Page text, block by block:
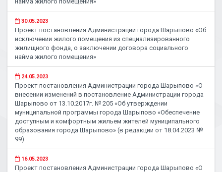
30.05.2023
Проект постановления Администрации города Шарыпово «Об
исключении жилого помещения из специализированного
жилищного фонда, о заключении договора социального
найма жилого помещения»
24.05.2023
Проект постановления Администрации города Шарыпово «О
внесении изменений в постановление Администрации города
Шарыпово от 13.10.2017г. № 205 «Об утверждении
муниципальной программы города Шарыпово «Обеспечение
доступным и комфортным жильем жителей муниципального
образования города Шарыпово» (в редакции от 18.04.2023 №
99)
16.05.2023
Проект постановления Администрации города Шарыпово «О